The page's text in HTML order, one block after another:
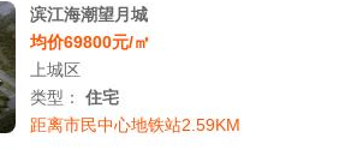
滨江海潮望月城
均价69800元/㎡
上城区
类型： 住宅
距离市民中心地铁站2.59KM